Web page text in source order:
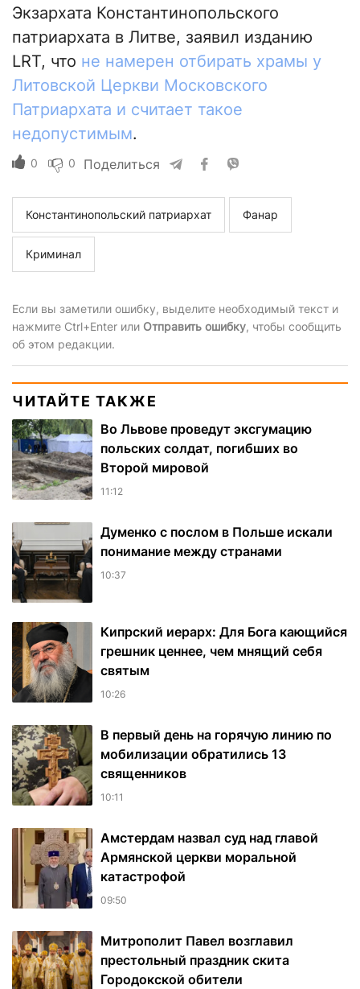
Экзархата Константинопольского
патриархата в Литве, заявил изданию
LRT, что не намерен отбирать храмы у
Литовской Церкви Московского
Патриархата и считает такое
недопустимым.
0 0 Поделиться
Константинопольский патриархат Фанар
Криминал
Если вы заметили ошибку, выделите необходимый текст и
нажмите Ctrl+Enter или Отправить ошибку, чтобы сообщить
об этом редакции.
ЧИТАЙТЕ ТАКЖЕ
Во Львове проведут эксгумацию
польских солдат, погибших во
Второй мировой
11:12
Думенко с послом в Польше искали
понимание между странами
10:37
Кипрский иерарх: Для Бога кающийся
грешник ценнее, чем мнящий себя
святым
10:26
В первый день на горячую линию по
мобилизации обратились 13
священников
10:11
Амстердам назвал суд над главой
Армянской церкви моральной
катастрофой
09:50
Митрополит Павел возглавил
престольный праздник скита
Городокской обители